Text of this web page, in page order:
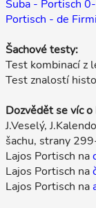
Suba - Portisch
Portisch - de
Šachové testy:
Test kombinací z
Test znalostí
Dozvědět se víc
J.Veselý,
šachu, strany
Lajos Portisch na
Lajos Portisch na
Lajos Portisch na